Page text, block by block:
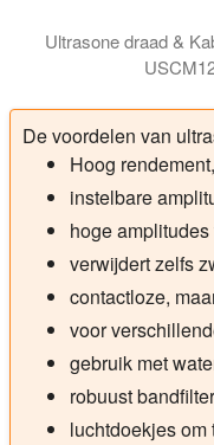
Ultrasone draad &
De voordelen van
Hoog
instelbare
hoge
verwijdert zelfs
contactloze,
voor
gebruik met
robuust
luchtdoekjes om